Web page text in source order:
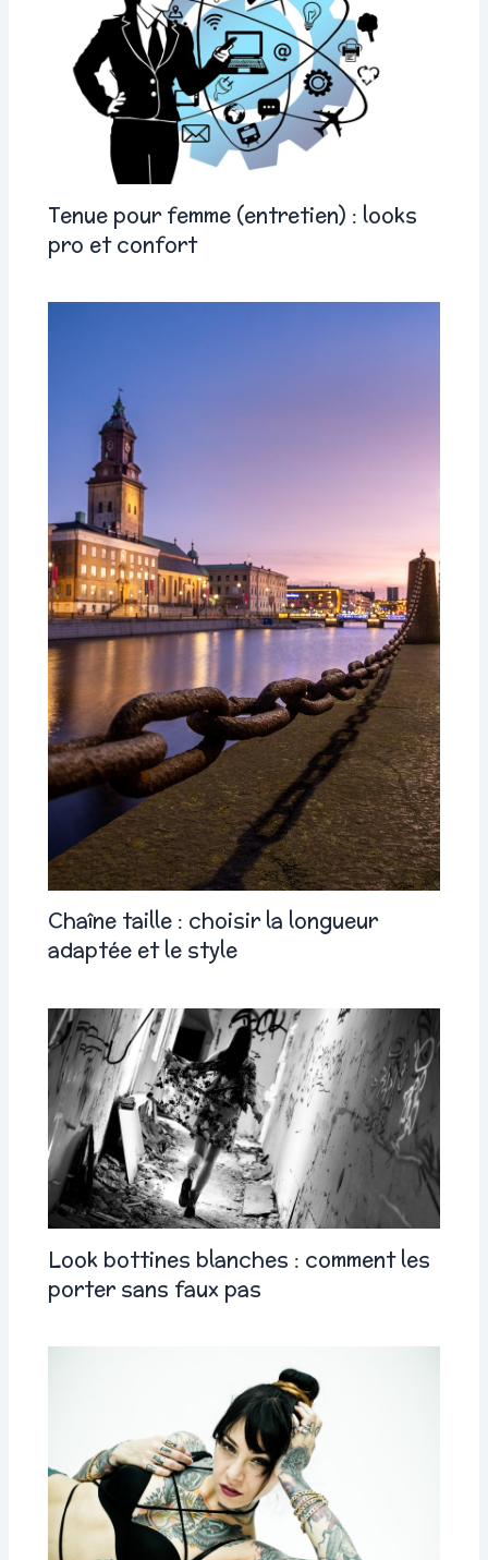
Tenue pour femme (entretien) : looks
pro et confort
Chaîne taille : choisir la longueur
adaptée et le style
Look bottines blanches : comment les
porter sans faux pas